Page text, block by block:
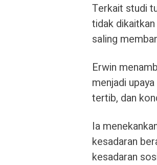
Terkait studi
tidak
saling
Erwin
menjadi
tertib, dan
Ia
kesadaran
kesadaran